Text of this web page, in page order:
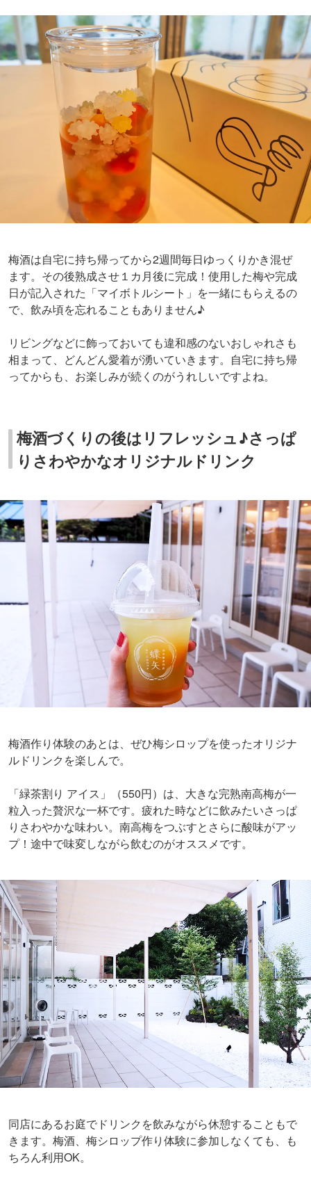
梅酒は自宅に持ち帰ってから2週間毎日ゆっくりかき混ぜ
ます。その後熟成させ１カ月後に完成！使用した梅や完成
日が記入された「マイボトルシート」を一緒にもらえるの
で、飲み頃を忘れることもありません♪
リビングなどに飾っておいても違和感のないおしゃれさも
相まって、どんどん愛着が湧いていきます。自宅に持ち帰
ってからも、お楽しみが続くのがうれしいですよね。
梅酒づくりの後はリフレッシュ♪さっぱ
りさわやかなオリジナルドリンク
梅酒作り体験のあとは、ぜひ梅シロップを使ったオリジナ
ルドリンクを楽しんで。
「緑茶割り アイス」（550円） は、大きな完熟南高梅が一
粒入った贅沢な一杯です。疲れた時などに飲みたいさっぱ
りさわやかな味わい。南高梅をつぶすとさらに酸味がアッ
プ！途中で味変しながら飲むのがオススメです。
同店にあるお庭でドリンクを飲みながら休憩することもで
きます。梅酒、梅シロップ作り体験に参加しなくても、も
ちろん利用OK。